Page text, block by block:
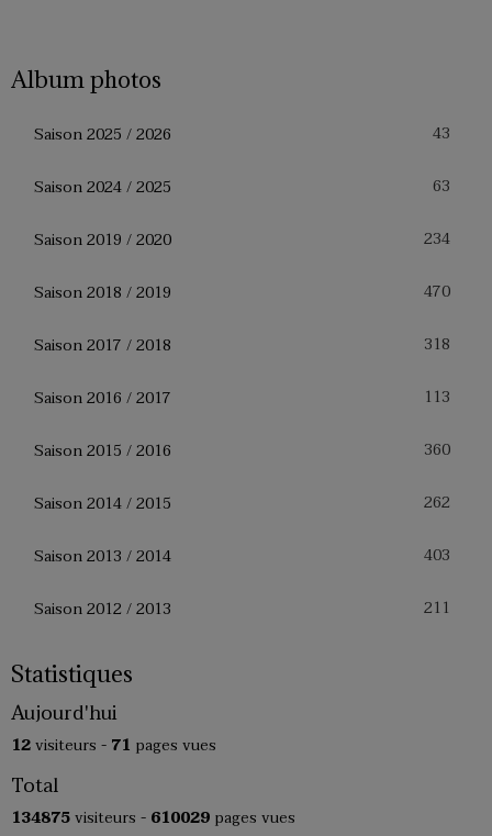
Album photos
Saison 2025 / 2026 43
Saison 2024 / 2025 63
Saison 2019 / 2020 234
Saison 2018 / 2019 470
Saison 2017 / 2018 318
Saison 2016 / 2017 113
Saison 2015 / 2016 360
Saison 2014 / 2015 262
Saison 2013 / 2014 403
Saison 2012 / 2013 211
Statistiques
Aujourd'hui
12visiteurs - 71 pages vues
Total
134875visiteurs - 610029 pages vues